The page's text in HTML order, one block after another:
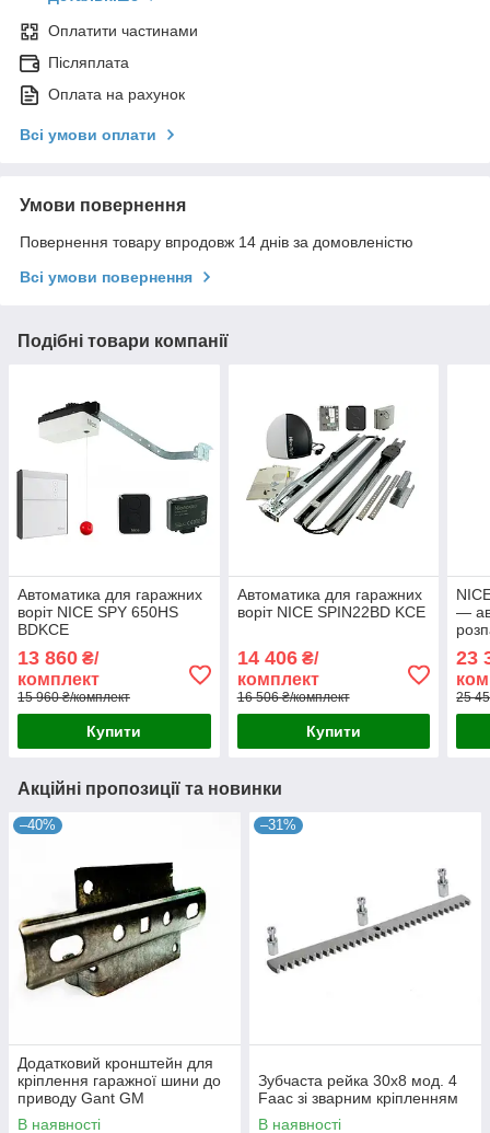
Оплатити частинами
Післяплата
Оплата на рахунок
Всі умови оплати
Умови повернення
Повернення товару впродовж 14 днів за домовленістю
Всі умови повернення
Подібні товари компанії
Автоматика для гаражних
воріт NICE SPY 650HS
BDKCE
13 860 ₴/
комплект
15 960 ₴/комплект
Купити
Автоматика для гаражних
воріт NICE SPIN22BD KCE
14 406₴/
комплект
16 506 ₴/комплект
Купити
—
23
25
Акційні пропозиції та новинки
–40%
Додатковий кронштейн для
кріплення гаражної шини до
приводу Gant GM
В наявності
–31%
Зубчаста рейка 30x8 мод. 4
Faac зі зварним кріпленням
В наявності